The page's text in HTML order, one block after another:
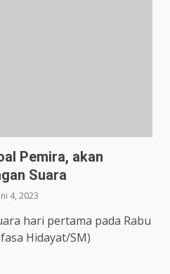
Pemira, akan
Suara
4, 2023
hari pertama pada Rabu
Hidayat/SM)